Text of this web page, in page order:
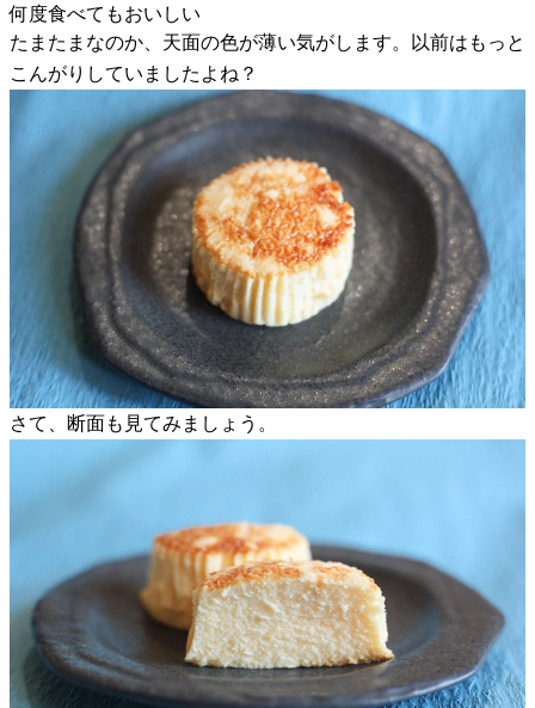
何度食べてもおいしい
たまたまなのか、天面の色が薄い気がします。以前はもっと
こんがりしていましたよね？
さて、断面も見てみましょう。